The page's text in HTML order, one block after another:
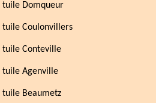
Domqueur
Coulonvillers
tuile Conteville
tuile Agenville
Beaumetz